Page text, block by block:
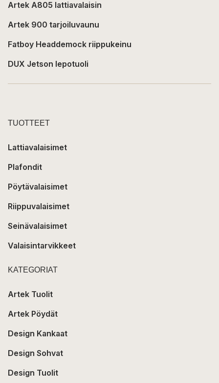
Artek A805 lattiavalaisin
Artek 900 tarjoiluvaunu
Fatboy Headdemock riippukeinu
DUX Jetson lepotuoli
TUOTTEET
Lattiavalaisimet
Plafondit
Pöytävalaisimet
Riippuvalaisimet
Seinävalaisimet
Valaisintarvikkeet
KATEGORIAT
Artek Tuolit
Artek Pöydät
Design Kankaat
Design Sohvat
Design Tuolit